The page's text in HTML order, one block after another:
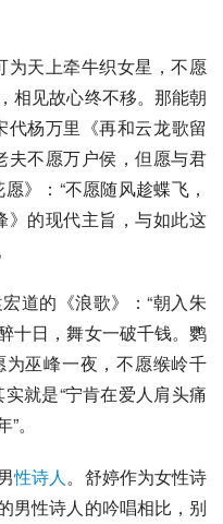
为天上牵牛织女星，不愿
相见故心终不移。那能朝
代杨万里 《再和云龙歌留
夫不愿万户侯，但愿与君
》：“不愿随风趁蝶飞，
》的现代主旨，与如此这
道的《浪歌》：“朝入朱
十日，舞女一破千钱。鹦
巫峰一夜，不愿缑岭千
就是“宁肯在爱人肩头痛
。
性诗人。舒婷作为女性诗
男性诗人的吟唱相比，别